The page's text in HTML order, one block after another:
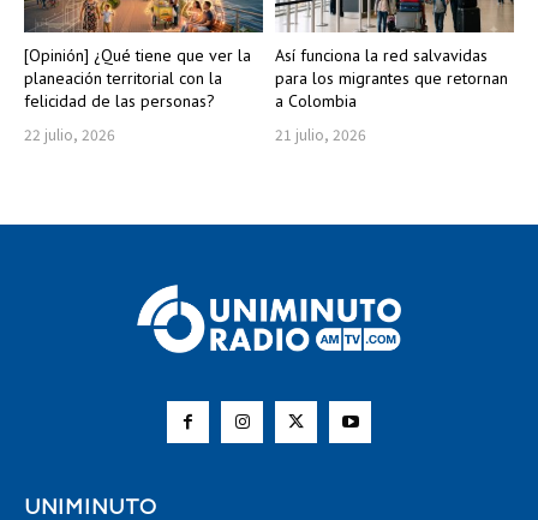
[Opinión] ¿Qué tiene que ver la
planeación territorial con la
felicidad de las personas?
22 julio, 2026
Así funciona la red salvavidas
para los migrantes que retornan
a Colombia
21 julio, 2026
UNIMINUTO